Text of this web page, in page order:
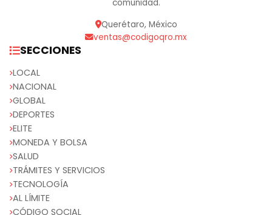
comunidad.
Querétaro, México
ventas@codigoqro.mx
SECCIONES
LOCAL
NACIONAL
GLOBAL
DEPORTES
ELITE
MONEDA Y BOLSA
SALUD
TRÁMITES Y SERVICIOS
TECNOLOGÍA
AL LÍMITE
CÓDIGO SOCIAL